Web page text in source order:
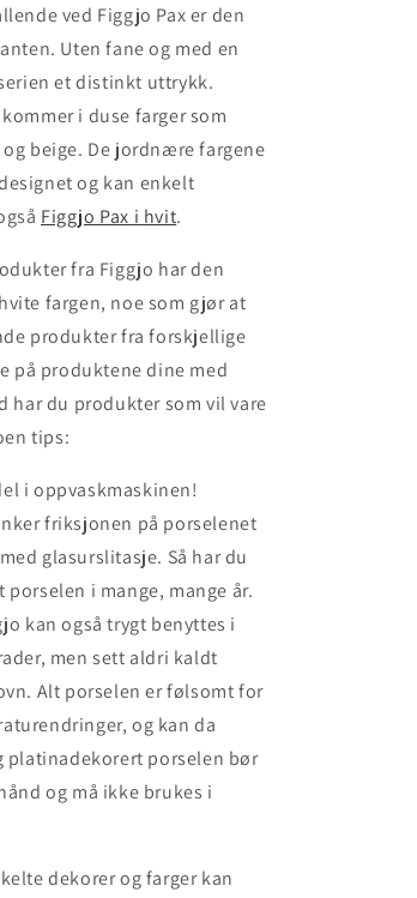
ved Figgjo Pax er den
Uten fane og med en
et distinkt uttrykk.
i duse farger som
beige. De jordnære fargene
og kan enkelt
Figgjo Pax i hvit.
fra Figgjo har den
fargen, noe som gjør at
produkter fra forskjellige
på produktene dine med
har du produkter som vil vare
tips:
i oppvaskmaskinen!
friksjonen på porselenet
glasurslitasje. Så har du
i mange, mange år.
kan også trygt benyttes i
men sett aldri kaldt
Alt porselen er følsomt for
og kan da
platinadekorert porselen bør
og må ikke brukes i
dekorer og farger kan